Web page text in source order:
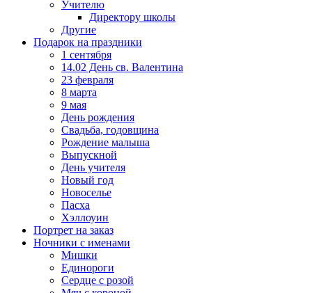
Учителю
Директору школы
Другие
Подарок на праздники
1 сентября
14.02 День св. Валентина
23 февраля
8 марта
9 мая
День рождения
Свадьба, годовщина
Рождение малыша
Выпускной
День учителя
Новый год
Новоселье
Пасха
Хэллоуин
Портрет на заказ
Ночники с именами
Мишки
Единороги
Сердце с розой